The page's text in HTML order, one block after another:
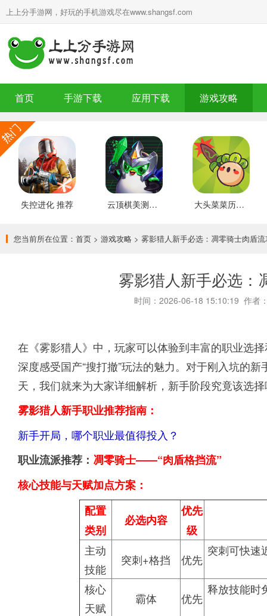
上上分手游网，好玩的手机游戏尽在www.shangsf.com
首页 手游下载 应用下载 游戏攻略
失控进化 推荐 云顶棋美测服 最新版 大头菜菜历险记 好玩的
您当前所在位置： 首页 > 游戏攻略 > 雾影猎人新手必选：凋零骑士肉盾
雾影猎人新手必选：
时间：2026-06-18 15:10:19 作者
在《雾影猎人》中，玩家可以体验到丰富的职业选
深度感受国产“搜打撤”玩法的魅力。对于刚入坑的
天，我们就来为大家详细解析，新手阶段究竟该选
雾影猎人新手职业推荐指南：
新手开局，哪个职业最值得投入？
职业流派推荐： 凋零骑士——“肉盾格挡流”
核心技能与天赋加点方案：
配置
类别
必选内容
优先
级
主动
技能
突刺+格挡 优先
突刺可快速
核心
天赋
霸体 优先
释放技能时